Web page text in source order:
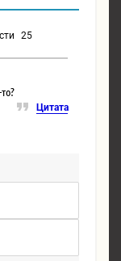
25
Цитата